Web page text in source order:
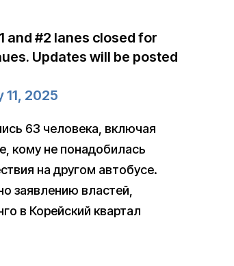
and #2 lanes closed for
Updates will be posted
11, 2025
63 человека, включая
кому не понадобилась
на другом автобусе.
заявлению властей,
в Корейский квартал